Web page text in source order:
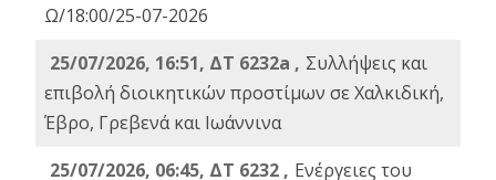
Ω/18:00/25-07-2026
25/07/2026, 16:51, ΔΤ 6232a , Συλλήψεις και
επιβολή διοικητικών προστίμων σε Χαλκιδική,
Έβρο, Γρεβενά και Ιωάννινα
25/07/2026, 06:45, ΔΤ 6232 , Ενέργειες του